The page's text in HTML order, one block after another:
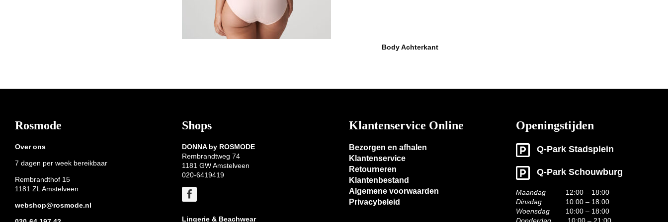
Body Achterkant
Footer
Rosmode
Over ons
7 dagen per week bereikbaar
Rembrandthof 15
1181 ZL Amstelveen
webshop@rosmode.nl
Shops
DONNA by ROSMODE
Rembrandtweg 74
1181 GW Amstelveen
020-6419419
Lingerie & Beachwear
Klantenservice Online
Bezorgen en afhalen
Klantenservice
Retourneren
Klantenbestand
Algemene voorwaarden
Privacybeleid
Openingstijden
Q-Park Stadsplein
Q-Park Schouwburg
Maandag
12:00 – 18:00
Dinsdag
10:00 – 18:00
Woensdag
10:00 – 18:00